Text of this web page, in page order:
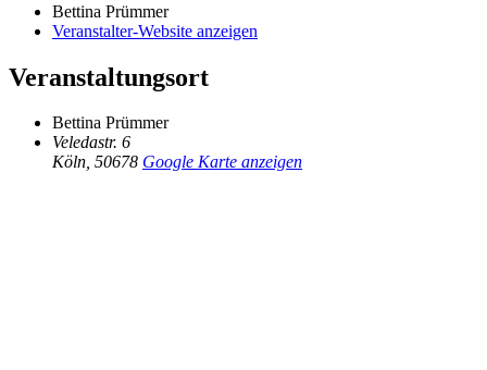
Bettina Prümmer
Veranstalter-Website anzeigen
Veranstaltungsort
Bettina Prümmer
Veledastr. 6
Köln, 50678 Google Karte anzeigen